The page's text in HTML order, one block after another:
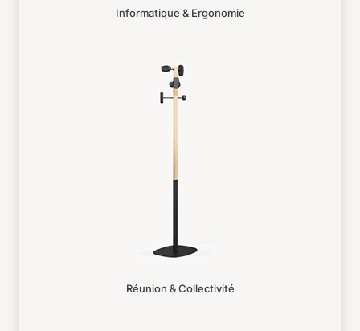
Informatique & Ergonomie
Réunion & Collectivité